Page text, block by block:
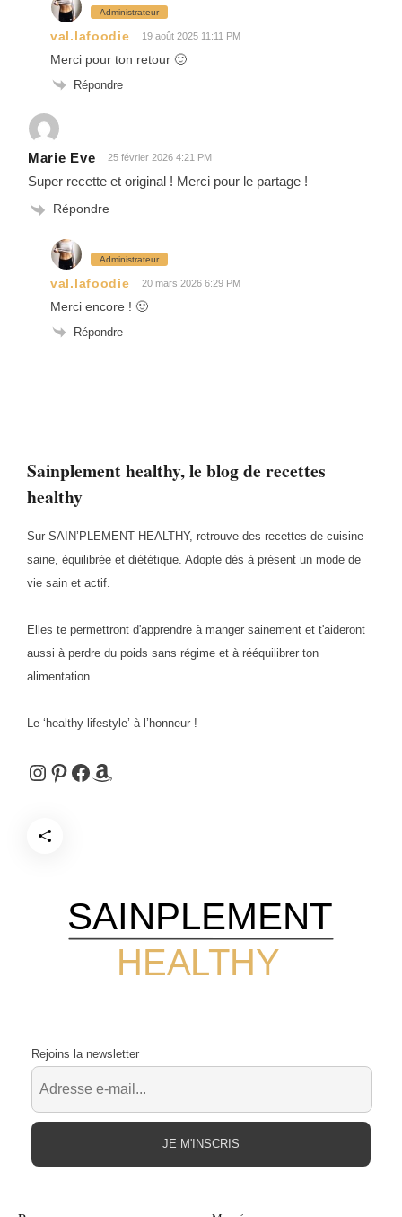
Sainplement healthy, le blog de recettes
healthy
Sur SAIN’PLEMENT HEALTHY, retrouve des recettes de cuisine
saine, équilibrée et diététique. Adopte dès à présent un mode de
vie sain et actif.
Elles te permettront d'apprendre à manger sainement et t'aideront
aussi à perdre du poids sans régime et à rééquilibrer ton
alimentation.
Le ‘healthy lifestyle’ à l’honneur !
Instagram
Pinterest
Facebook
Amazon
Administrateur
val.lafoodie 19 août 2025 11:11 PM
Merci pour ton retour 🙂
Répondre
Marie Eve 25 février 2026 4:21 PM
Super recette et original ! Merci pour le partage !
Répondre
Administrateur
val.lafoodie 20 mars 2026 6:29 PM
Merci encore ! 🙂
Répondre
HEALTHY
SAINPLEMENT
Rejoins la newsletter
JE M'INSCRIS